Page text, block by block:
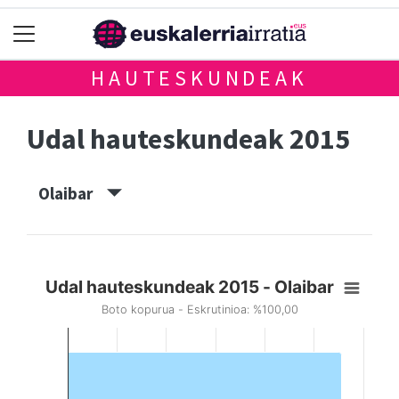
HAUTESKUNDEAK
Udal hauteskundeak 2015
Olaibar
Udal hauteskundeak 2015 - Olaibar
Boto kopurua - Eskrutinioa: %100,00